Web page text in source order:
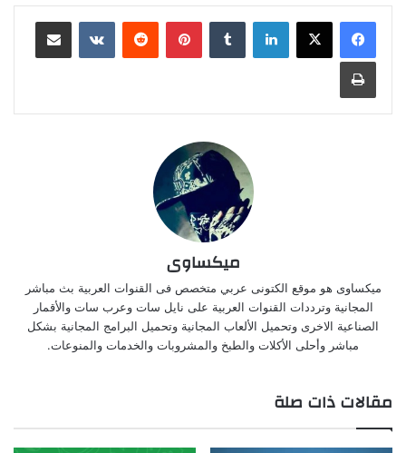
لينكدإن بينتيريست مشاركة عبر البريد
طباعة
ميكساوى
ميكساوى هو موقع الكتونى عربي متخصص فى القنوات العربية بث مباشر
المجانية وترددات القنوات العربية على نايل سات وعرب سات والأقمار
الصناعية الاخرى وتحميل الألعاب المجانية وتحميل البرامج المجانية بشكل
مباشر وأحلى الأكلات والطبخ والمشروبات والخدمات والمنوعات.
مقالات ذات صلة